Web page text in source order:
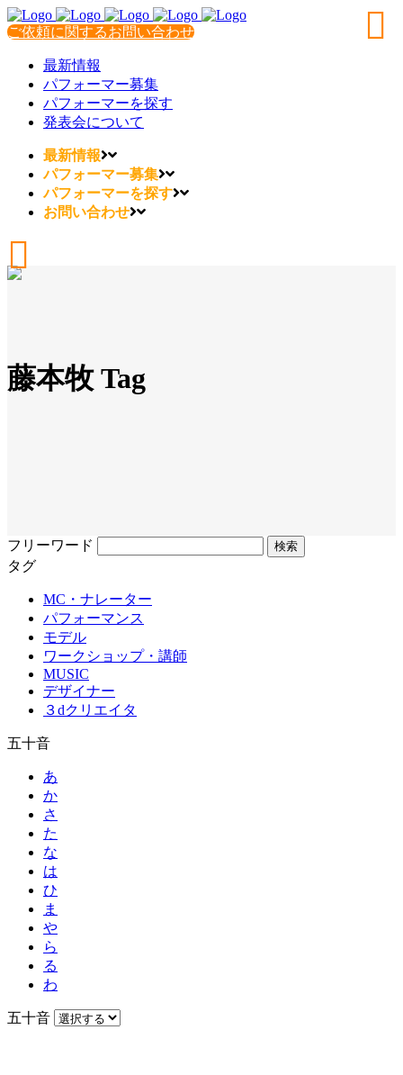
ご依頼に関するお問い合わせ
最新情報
パフォーマー募集
パフォーマーを探す
発表会について
最新情報
パフォーマー募集
パフォーマーを探す
お問い合わせ
藤本牧 Tag
フリーワード
タグ
MC・ナレーター
パフォーマンス
モデル
ワークショップ・講師
MUSIC
デザイナー
３dクリエイタ
五十音
あ
か
さ
た
な
は
ひ
ま
や
ら
る
わ
五十音